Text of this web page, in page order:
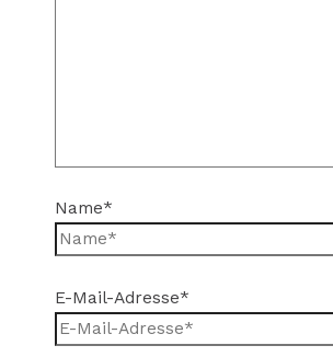
Name*
E-Mail-Adresse*